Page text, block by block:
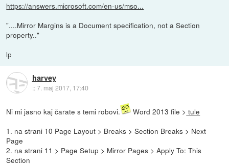
https://answers.microsoft.com/en-us/mso...
"....Mirror Margins is a Document specification, not a Section
property.."
lp
harvey
::7. maj 2017, 17:40
Ni mi jasno kaj čarate s temi robovi. Word 2013 file > tule
1. na strani 10 Page Layout > Breaks > Section Breaks > Next
Page
2. na strani 11 > Page Setup > Mirror Pages > Apply To: This
Section